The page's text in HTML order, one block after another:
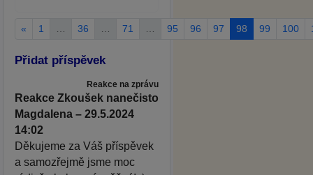
« 1 36 71 95 96 97 98 99 100
Přidat příspěvek
Reakce na zprávu
Reakce Zkoušek nanečisto
Magdalena – 29.5.2024
14:02
Děkujeme za Váš příspěvek
a samozřejmě jsme moc